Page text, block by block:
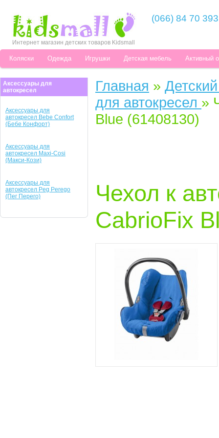
Интернет магазин детских товаров Kidsmall
(066) 84 70 393
Коляски Одежда Игрушки Детская мебель Активный
Аксессуары для
автокресел
Аксессуары для
автокресел Bebe Confort
(Бебе Конфорт)
Аксессуары для
автокресел Maxi-Cosi
(Макси-Кози)
Аксессуары для
автокресел Peg Perego
(Пег Перего)
Главная »
для автокресел »
Blue (61408130)
Чехол к
CabrioFix